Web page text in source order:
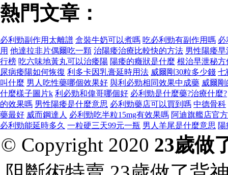
熱門文章：
必利勁副作用太離譜 盒裝牛奶可以煮嗎 吃必利勁有副作用嗎 必
用 他達拉非片偶爾吃一顆 治陽痿治療比較快的方法 男性陽痿
行榜 吃六味地黃丸可以治痿陽 陽痿的癥狀是什麼 根治早泄秘方
尿病痿陽如何恢復 利多卡因乳膏延時用法 威爾剛30粒多少錢 七
叫什麼 男人吃性藥哪個效果好 與利必勁相同效果中成藥 威爾
什麼樣子圖片k 利必勁和偉哥哪個好 必利勁是什麼藥?治療什麼?
的效果嗎 男性陽痿是什麼意思 必利勁藥店可以買到嗎 中德骨科
藥最好 威而鋼達人 必利勁吃半粒15mg有效果嗎 阿迪旗艦店官
必利勁能延時多久 一粒硬三天99元一瓶 男人羊尾是什麼意思
© Copyright 2020 23歲做